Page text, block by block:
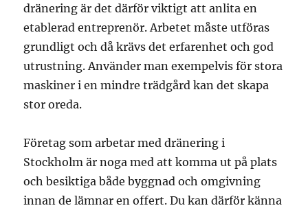
dränering är det därför viktigt att anlita en
etablerad entreprenör. Arbetet måste utföras
grundligt och då krävs det erfarenhet och god
utrustning. Använder man exempelvis för stora
maskiner i en mindre trädgård kan det skapa
stor oreda.
Företag som arbetar med dränering i
Stockholm är noga med att komma ut på plats
och besiktiga både byggnad och omgivning
innan de lämnar en offert. Du kan därför känna